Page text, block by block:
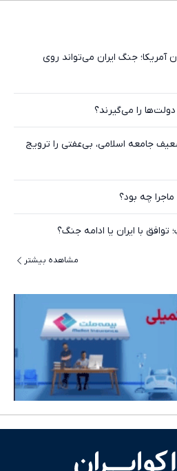
جنگ ایران می‌تواند روی
را می‌گیرند؟
جامعه اسلامی، بی‌عفتی را ترویج
چه بود؟
با ایران یا ادامه جنگ؟
مشاهده بیشتر